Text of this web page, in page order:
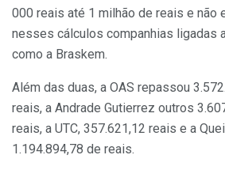
000 reais até 1 milhão de reais e não
nesses cálculos companhias ligadas
como a Braskem.
Além das duas, a OAS repassou
reais, a Andrade Gutierrez outros
reais, a UTC, 357.621,12 reais e a
1.194.894,78 de reais.